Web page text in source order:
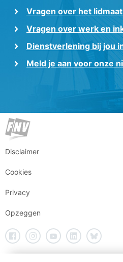
Vragen over het
Vragen over werk en
Dienstverlening bij jou
Meld je aan voor onze
Disclaimer
Cookies
Privacy
Opzeggen